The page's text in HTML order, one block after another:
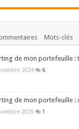
Mots-clés
de mon portefeuille :
2024 6
de mon portefeuille :
2025 1